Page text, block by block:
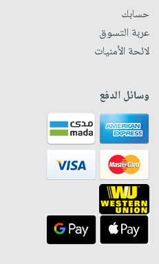
حسابك
عربة التسوق
لائحة الأمنيات
وسائل الدفع